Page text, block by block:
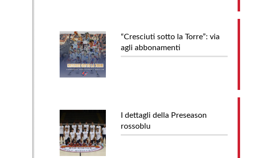
“Cresciuti sotto la Torre”: via
agli abbonamenti
I dettagli della Preseason
rossoblu